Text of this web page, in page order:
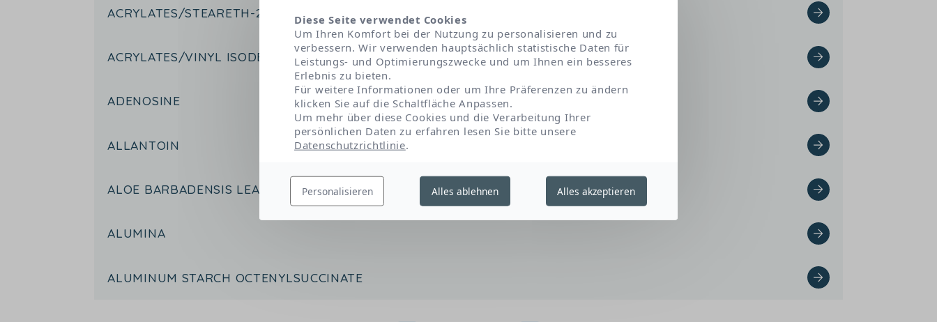
ACRYLATES/STEARETH-20 METHACRYLATE COPOLYMER
ACRYLATES/VINYL ISODECANOATE CROSSPOLYMER
ADENOSINE
ALLANTOIN
ALOE BARBADENSIS LEAF EXTRACT
ALUMINA
ALUMINUM STARCH OCTENYLSUCCINATE
Diese Seite verwendet Cookies
Um Ihren Komfort bei der Nutzung zu personalisieren und zu
verbessern. Wir verwenden hauptsächlich statistische Daten für
Leistungs- und Optimierungszwecke und um Ihnen ein besseres
Erlebnis zu bieten.
Für weitere Informationen oder um Ihre Präferenzen zu ändern
klicken Sie auf die Schaltfläche Anpassen.
Um mehr über diese Cookies und die Verarbeitung Ihrer
persönlichen Daten zu erfahren lesen Sie bitte unsere
Datenschutzrichtlinie.
Personalisieren Alles ablehnen Alles akzeptieren